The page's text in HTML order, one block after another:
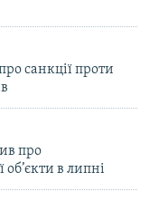
санкції проти
про
в липні